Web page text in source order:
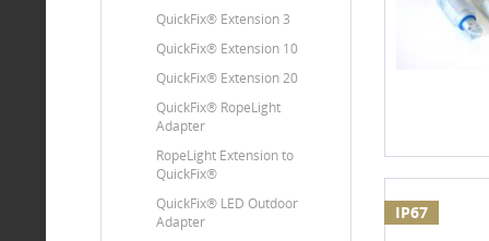
QuickFix® Extension 3
QuickFix® Extension 10
QuickFix® Extension 20
QuickFix® RopeLight
Adapter
RopeLight Extension to
QuickFix®
QuickFix® LED Outdoor
Adapter
IP67